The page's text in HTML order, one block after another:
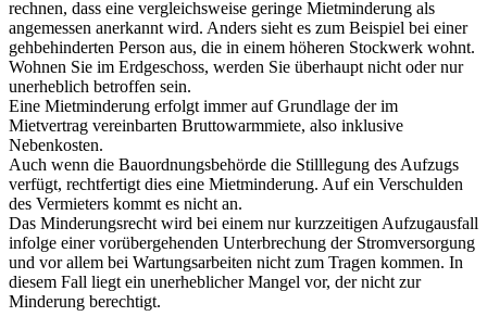
rechnen, dass eine vergleichsweise geringe Mietminderung als
angemessen anerkannt wird. Anders sieht es zum Beispiel bei einer
gehbehinderten Person aus, die in einem höheren Stockwerk wohnt.
Wohnen Sie im Erdgeschoss, werden Sie überhaupt nicht oder nur
unerheblich betroffen sein.
Eine Mietminderung erfolgt immer auf Grundlage der im
Mietvertrag vereinbarten Bruttowarmmiete, also inklusive
Nebenkosten.
Auch wenn die Bauordnungsbehörde die Stilllegung des Aufzugs
verfügt, rechtfertigt dies eine Mietminderung. Auf ein Verschulden
des Vermieters kommt es nicht an.
Das Minderungsrecht wird bei einem nur kurzzeitigen Aufzugausfall
infolge einer vorübergehenden Unterbrechung der Stromversorgung
und vor allem bei Wartungsarbeiten nicht zum Tragen kommen. In
diesem Fall liegt ein unerheblicher Mangel vor, der nicht zur
Minderung berechtigt.